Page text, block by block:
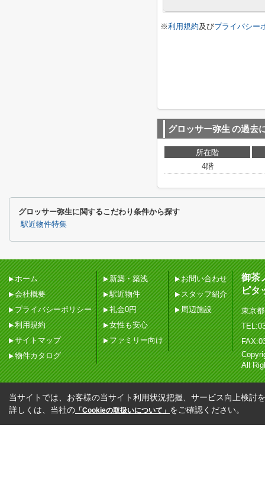
※利用規約及びプライバシー
グロッサー弥生 の過去
所在階
4階
グロッサー弥生に関するこだわり条件から探す
駅近物件特集
ホーム
会社概要
プライバシーポリシー
利用規約
サイトマップ
物件カタログ
新築・築浅
駅近物件
礼金0円
女性も安心
ファミリー向け
お問い合わせ
スタッフ紹介
周辺施設
御茶
ピタ
東京
All
当サイトでは、お客様の当サイト利用状況把握、サービス向上検討
詳しくは、当社の 「Cookieの取扱いについて」 をご確認ください。